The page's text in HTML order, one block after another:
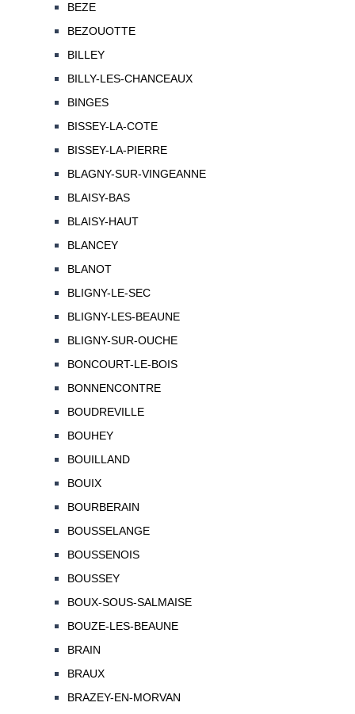
BEZE
BEZOUOTTE
BILLEY
BILLY-LES-CHANCEAUX
BINGES
BISSEY-LA-COTE
BISSEY-LA-PIERRE
BLAGNY-SUR-VINGEANNE
BLAISY-BAS
BLAISY-HAUT
BLANCEY
BLANOT
BLIGNY-LE-SEC
BLIGNY-LES-BEAUNE
BLIGNY-SUR-OUCHE
BONCOURT-LE-BOIS
BONNENCONTRE
BOUDREVILLE
BOUHEY
BOUILLAND
BOUIX
BOURBERAIN
BOUSSELANGE
BOUSSENOIS
BOUSSEY
BOUX-SOUS-SALMAISE
BOUZE-LES-BEAUNE
BRAIN
BRAUX
BRAZEY-EN-MORVAN